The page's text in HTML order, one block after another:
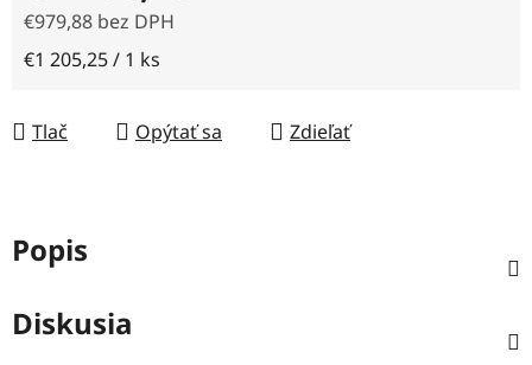
€979,88 bez DPH
Jednotková cena:
€1 205,25 / 1 ks
Tlač Opýtať sa Zdieľať
Popis
Diskusia